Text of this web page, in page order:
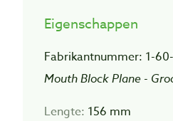
Eigenschappen
Fabrikantnummer: 1-
Mouth Block Plane -
Lengte: 156 mm